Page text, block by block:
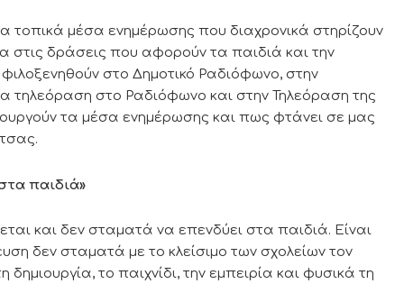
μέσα ενημέρωσης που διαχρονικά στηρίζουν
στις δράσεις που αφορούν τα παιδιά και την
στο Δημοτικό Ραδιόφωνο, στην
τηλεόραση στο Ραδιόφωνο και στην Τηλεόραση της
τα μέσα ενημέρωσης και πως φτάνει σε μας
παιδιά»
και δεν σταματά να επενδύει στα παιδιά. Είναι
δεν σταματά με το κλείσιμο των σχολείων τον
δημιουργία, το παιχνίδι, την εμπειρία και φυσικά τη